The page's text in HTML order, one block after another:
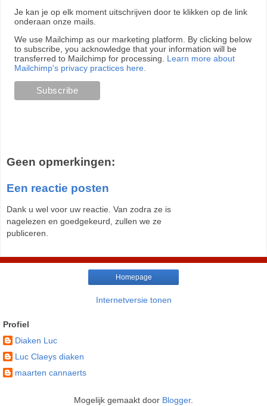
Je kan je op elk moment uitschrijven door te klikken op de link
onderaan onze mails.
We use Mailchimp as our marketing platform. By clicking below
to subscribe, you acknowledge that your information will be
transferred to Mailchimp for processing. Learn more about
Mailchimp's privacy practices here.
Geen opmerkingen:
Een reactie posten
Dank u wel voor uw reactie. Van zodra ze is
nagelezen en goedgekeurd, zullen we ze
publiceren.
Homepage
Internetversie tonen
Profiel
Diaken Luc
Luc Claeys diaken
maarten cannaerts
Mogelijk gemaakt door Blogger.